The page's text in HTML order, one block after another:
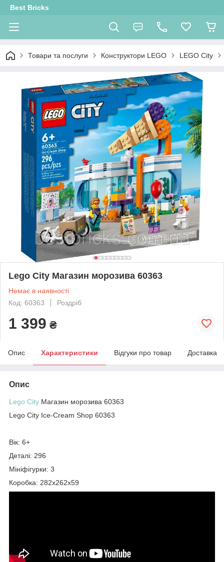
Best Bricks
Товари та послуги Конструктори LEGO LEGO City
Lego City Магазин морозива 60363
Немає в наявності
Код: 60363
Роздріб
1 399 ₴
Опис Характеристики Відгуки про товар Доставка
Опис
Lego City Магазин морозива 60363
Lego City Ice-Cream Shop 60363
Вік: 6+
Деталі: 296
Мініфігурки: 3
Коробка: 282х262х59